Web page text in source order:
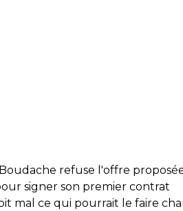
Boudache refuse l'offre
signer son premier contrat
mal ce qui pourrait le faire